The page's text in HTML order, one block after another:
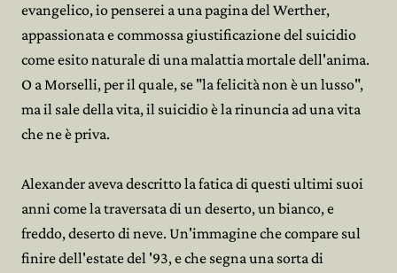
evangelico, io penserei a una pagina del Werther,
appassionata e commossa giustificazione del suicidio
come esito naturale di una malattia mortale dell'anima.
O a Morselli, per il quale, se "la felicità non è un lusso",
ma il sale della vita, il suicidio è la rinuncia ad una vita
che ne è priva.
Alexander aveva descritto la fatica di questi ultimi suoi
anni come la traversata di un deserto, un bianco, e
freddo, deserto di neve. Un'immagine che compare sul
finire dell'estate del '93, e che segna una sorta di